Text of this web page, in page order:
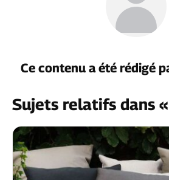
Ce contenu a été rédigé
Sujets relatifs dans